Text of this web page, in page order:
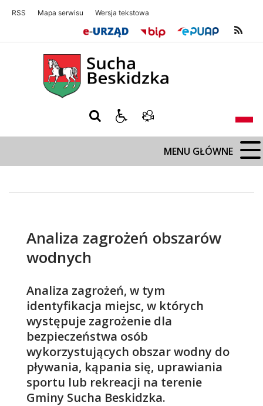
RSS Mapa serwisu Wersja tekstowa
Sucha Beskidzka
MENU GŁÓWNE
Analiza zagrożeń obszarów
wodnych
Treść
Analiza zagrożeń, w tym
identyfikacja miejsc, w których
występuje zagrożenie dla
bezpieczeństwa osób
wykorzystujących obszar wodny do
pływania, kąpania się, uprawiania
sportu lub rekreacji na terenie
Gminy Sucha Beskidzka.